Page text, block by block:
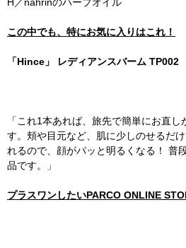
この中でも、特にお気に入りはこれ！
「Hince」 レディアンスバーム TP002
「これ1本あれば、旅先で簡単にお直
す。頬や目元など、肌に少しのせるだ
れるので、顔がパッと明るくなる！ 普
品です。」
プラスワンしたいPARCO ONLINE